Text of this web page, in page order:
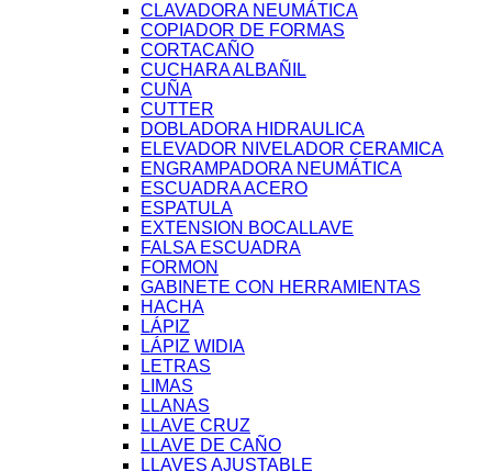
CLAVADORA NEUMÁTICA
COPIADOR DE FORMAS
CORTACAÑO
CUCHARA ALBAÑIL
CUÑA
CUTTER
DOBLADORA HIDRAULICA
ELEVADOR NIVELADOR CERAMICA
ENGRAMPADORA NEUMÁTICA
ESCUADRA ACERO
ESPATULA
EXTENSION BOCALLAVE
FALSA ESCUADRA
FORMON
GABINETE CON HERRAMIENTAS
HACHA
LÁPIZ
LÁPIZ WIDIA
LETRAS
LIMAS
LLANAS
LLAVE CRUZ
LLAVE DE CAÑO
LLAVES AJUSTABLE